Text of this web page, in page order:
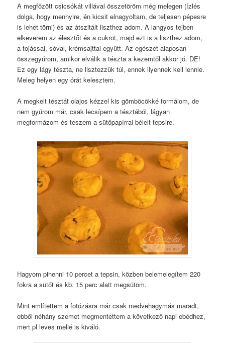
A megfőzött csicsókát villával összetöröm még melegen (ízlés
dolga, hogy mennyire, én kicsit elnagyoltam, de teljesen pépesre
is lehet törni) és az átszitált liszthez adom. A langyos tejben
elkeverem az élesztőt és a cukrot, majd ezt is a liszthez adom,
a tojással, sóval, krémsajttal együtt. Az egészet alaposan
összegyúrom, amikor elválik a tészta a kezemtől akkor jó. DE!
Ez egy lágy tészta, ne lisztezzük túl, ennek ilyennek kell lennie.
Meleg helyen egy órát kelesztem.
A megkelt tésztát olajos kézzel kis gömböcökké formálom, de
nem gyúrom már, csak lecsípem a tésztából, lágyan
megformázom és teszem a sütőpapírral bélelt tepsire.
Hagyom pihenni 10 percet a tepsin, közben belemelegítem 220
fokra a sütőt és kb. 15 perc alatt megsütöm.
Mint említettem a fotózásra már csak medvehagymás maradt,
ebből néhány szemet megmentettem a következő napi ebédhez,
mert pl leves mellé is kiváló.